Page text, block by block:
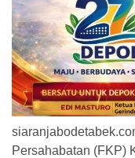
Persahabatan (FKP)